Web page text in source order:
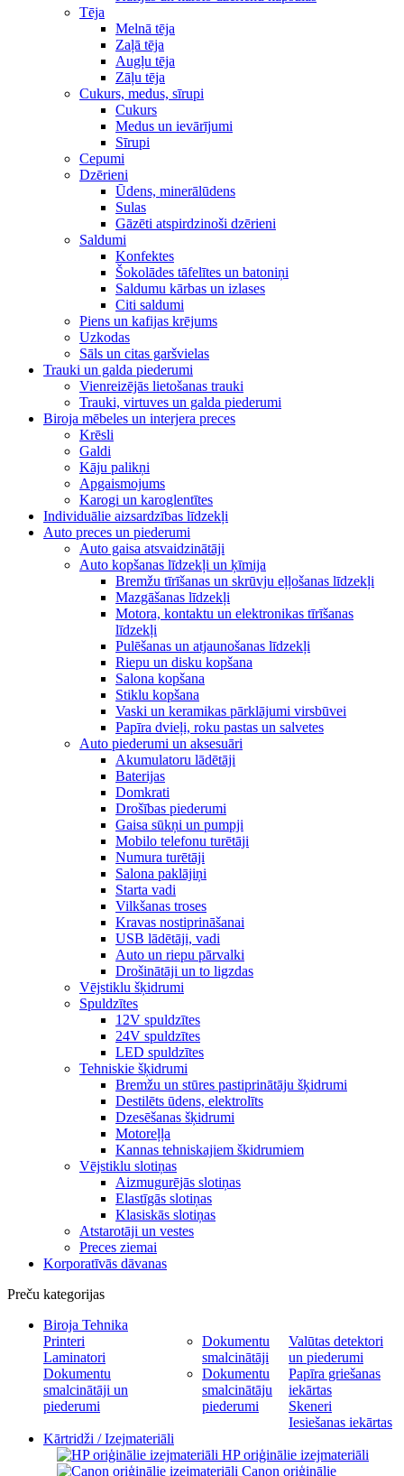
Tēja
Melnā tēja
Zaļā tēja
Augļu tēja
Zāļu tēja
Cukurs, medus, sīrupi
Cukurs
Medus un ievārījumi
Sīrupi
Cepumi
Dzērieni
Ūdens, minerālūdens
Sulas
Gāzēti atspirdzinoši dzērieni
Saldumi
Konfektes
Šokolādes tāfelītes un batoniņi
Saldumu kārbas un izlases
Citi saldumi
Piens un kafijas krējums
Uzkodas
Sāls un citas garšvielas
Trauki un galda piederumi
Vienreizējās lietošanas trauki
Trauki, virtuves un galda piederumi
Biroja mēbeles un interjera preces
Krēsli
Galdi
Kāju palikņi
Apgaismojums
Karogi un karoglentītes
Individuālie aizsardzības līdzekļi
Auto preces un piederumi
Auto gaisa atsvaidzinātāji
Auto kopšanas līdzekļi un ķīmija
Bremžu tīrīšanas un skrūvju eļļošanas līdzekļi
Mazgāšanas līdzekļi
Motora, kontaktu un elektronikas tīrīšanas
līdzekļi
Pulēšanas un atjaunošanas līdzekļi
Riepu un disku kopšana
Salona kopšana
Stiklu kopšana
Vaski un keramikas pārklājumi virsbūvei
Papīra dvieļi, roku pastas un salvetes
Auto piederumi un aksesuāri
Akumulatoru lādētāji
Baterijas
Domkrati
Drošības piederumi
Gaisa sūkņi un pumpji
Mobilo telefonu turētāji
Numura turētāji
Salona paklājiņi
Starta vadi
Vilkšanas troses
Kravas nostiprināšanai
USB lādētāji, vadi
Auto un riepu pārvalki
Drošinātāji un to ligzdas
Vējstiklu šķidrumi
Spuldzītes
12V spuldzītes
24V spuldzītes
LED spuldzītes
Tehniskie šķidrumi
Bremžu un stūres pastiprinātāju šķidrumi
Destilēts ūdens, elektrolīts
Dzesēšanas šķidrumi
Motoreļļa
Kannas tehniskajiem škidrumiem
Vējstiklu slotiņas
Aizmugurējās slotiņas
Elastīgās slotiņas
Klasiskās slotiņas
Atstarotāji un vestes
Preces ziemai
Korporatīvās dāvanas
Preču kategorijas
Biroja Tehnika
Printeri
Laminatori
Dokumentu
smalcinātāji un
piederumi
Dokumentu
smalcinātāji
Dokumentu
smalcinātāju
piederumi
Valūtas detektori
un piederumi
Papīra griešanas
iekārtas
Skeneri
Iesiešanas iekārtas
Kārtridži / Izejmateriāli
HP oriģinālie izejmateriāli
Canon oriģinālie